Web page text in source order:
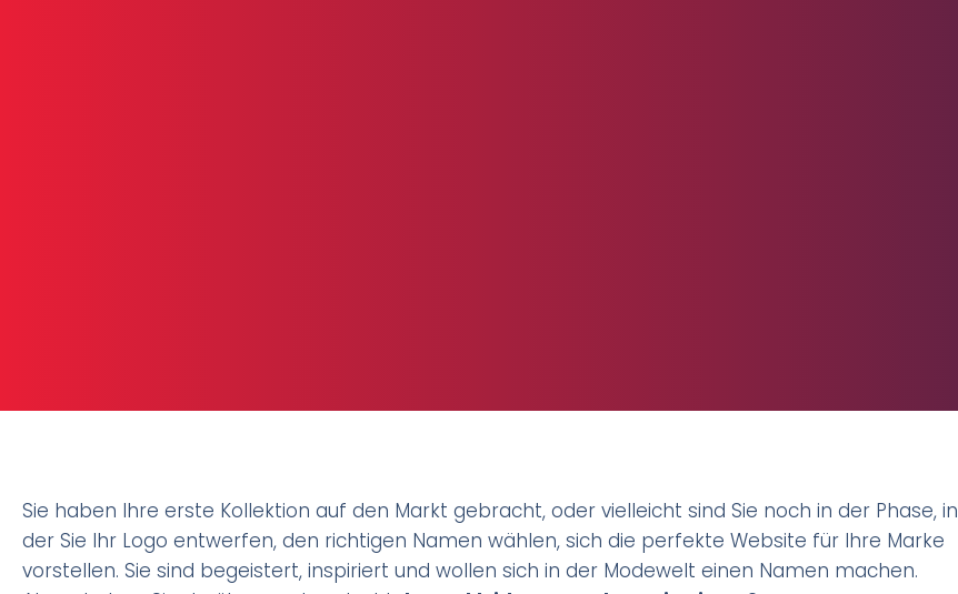
Sie haben Ihre erste Kollektion auf den Markt gebracht, oder vielleicht sind Sie noch in der Phase, in
der Sie Ihr Logo entwerfen, den richtigen Namen wählen, sich die perfekte Website für Ihre Marke
vorstellen. Sie sind begeistert, inspiriert und wollen sich in der Modewelt einen Namen machen.